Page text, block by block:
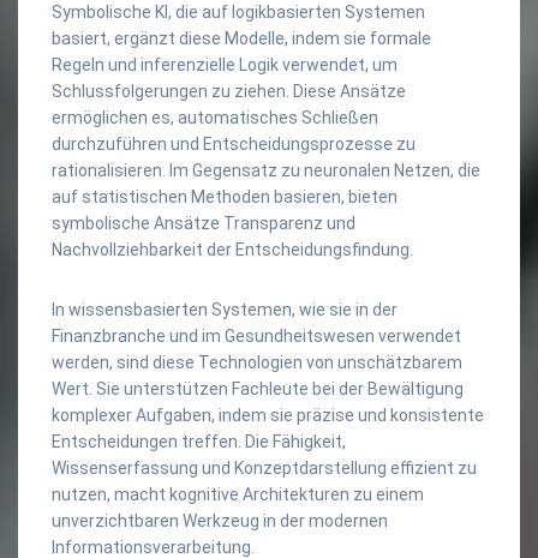
Symbolische KI, die auf logikbasierten Systemen
basiert, ergänzt diese Modelle, indem sie formale
Regeln und inferenzielle Logik verwendet, um
Schlussfolgerungen zu ziehen. Diese Ansätze
ermöglichen es, automatisches Schließen
durchzuführen und Entscheidungsprozesse zu
rationalisieren. Im Gegensatz zu neuronalen Netzen, die
auf statistischen Methoden basieren, bieten
symbolische Ansätze Transparenz und
Nachvollziehbarkeit der Entscheidungsfindung.
In wissensbasierten Systemen, wie sie in der
Finanzbranche und im Gesundheitswesen verwendet
werden, sind diese Technologien von unschätzbarem
Wert. Sie unterstützen Fachleute bei der Bewältigung
komplexer Aufgaben, indem sie präzise und konsistente
Entscheidungen treffen. Die Fähigkeit,
Wissenserfassung und Konzeptdarstellung effizient zu
nutzen, macht kognitive Architekturen zu einem
unverzichtbaren Werkzeug in der modernen
Informationsverarbeitung.